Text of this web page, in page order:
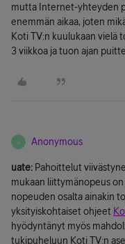
mutta Internet-yhteyden
enemmän aikaa, joten
Koti TV:n kuulukaan vielä
3 viikkoa ja tuon ajan
A Anonymous
uate: Pahoittelut
mukaan liittymänopeus
nopeuden osalta ainakin
yksityiskohtaiset ohjeet
hyödyntänyt myös
tukipuheluun Koti TV:n